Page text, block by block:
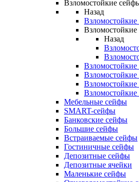
Взломостойкие
Назад
Назад
Мебельные сейфы
SMART-сейфы
Банковские сейфы
Большие сейфы
Встраиваемые сейфы
Гостиничные сейфы
Депозитные сейфы
Депозитные ячейки
Маленькие сейфы